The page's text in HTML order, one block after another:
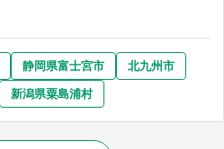
静岡県富士宮市
北九州市
新潟県粟島浦村